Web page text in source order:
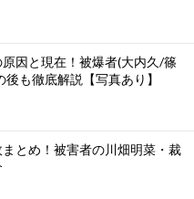
因と現在！被爆者(大内久/篠
も徹底解説【写真あり】
とめ！被害者の川畑明菜・裁